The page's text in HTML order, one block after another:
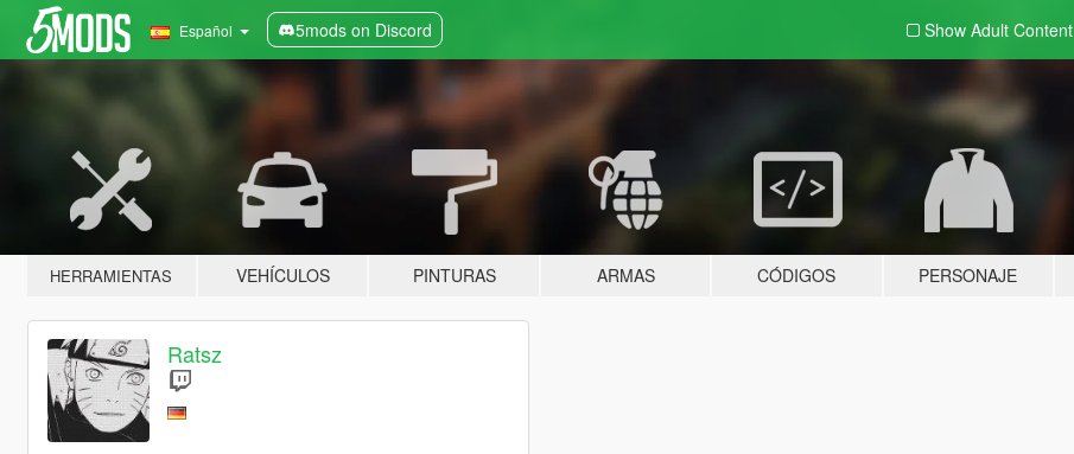
Español 5mods on Discord Show Adult Content
HERRAMIENTAS VEHÍCULOS PINTURAS ARMAS CÓDIGOS PERSONAJE
Ratsz